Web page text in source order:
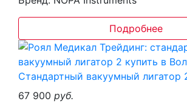
Подробнее
Стандартный вакуумный лигатор
67 900 руб.